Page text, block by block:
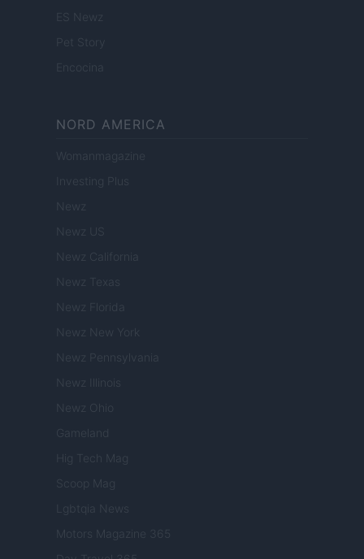
ES Newz
Encocina
NORD AMERICA
Womanmagazine
Investing Plus
Newz
Newz US
Newz California
Newz Texas
Newz Florida
Newz New York
Newz Pennsylvania
Newz Illinois
Newz Ohio
Gameland
Hig Tech Mag
Scoop Mag
Lgbtqia News
Motors Magazine 365